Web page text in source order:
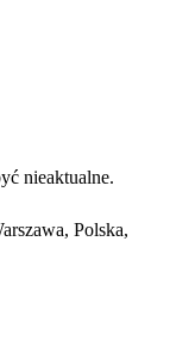
nieaktualne.
Polska,